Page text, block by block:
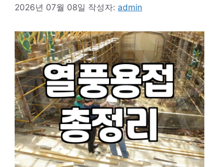
2026년 07월 08일 작성자: admin